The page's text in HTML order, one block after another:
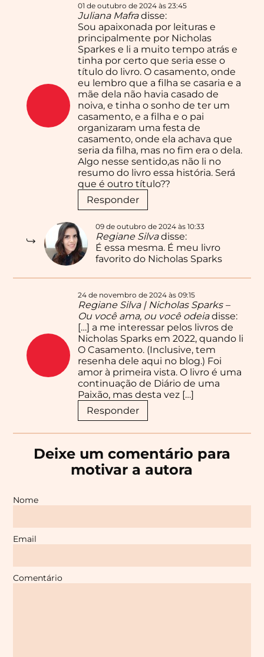
01 de outubro de 2024 às 23:45
Juliana Mafradisse:
Sou apaixonada por leituras e
principalmente por Nicholas
Sparkes e li a muito tempo atrás e
tinha por certo que seria esse o
título do livro. O casamento, onde
eu lembro que a filha se casaria e a
mãe dela não havia casado de
noiva, e tinha o sonho de ter um
casamento, e a filha e o pai
organizaram uma festa de
casamento, onde ela achava que
seria da filha, mas no fim era o dela.
Algo nesse sentido,as não li no
resumo do livro essa história. Será
que é outro título??
Responder
09 de outubro de 2024 às 10:33
Regiane Silvadisse:
É essa mesma. É meu livro
favorito do Nicholas Sparks
24 de novembro de 2024 às 09:15
Regiane Silva | Nicholas Sparks –
Ou você ama, ou você odeiadisse:
[…] a me interessar pelos livros de
Nicholas Sparks em 2022, quando li
O Casamento. (Inclusive, tem
resenha dele aqui no blog.) Foi
amor à primeira vista. O livro é uma
continuação de Diário de uma
Paixão, mas desta vez […]
Responder
Deixe um comentário para
motivar a autora
Nome
Email
Comentário